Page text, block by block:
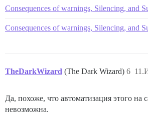
Consequences of warnings, Silencing, and
Consequences of warnings, Silencing, and
TheDarkWizard (The Dark Wizard) 6
Да, похоже, что автоматизация этого на
невозможна.